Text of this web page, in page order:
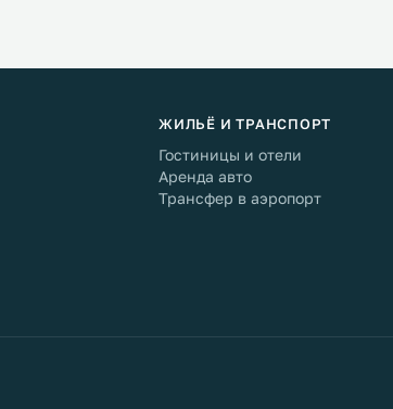
ЖИЛЬЁ И ТРАНСПОРТ
Гостиницы и отели
Аренда авто
Трансфер в аэропорт